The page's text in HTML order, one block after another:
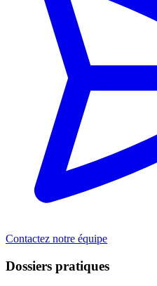
Contactez notre équipe
Dossiers pratiques